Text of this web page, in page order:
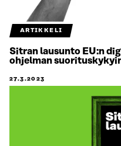
ARTIKKELI
Sitran lausunto EU:n
ohjelman
27.3.2023